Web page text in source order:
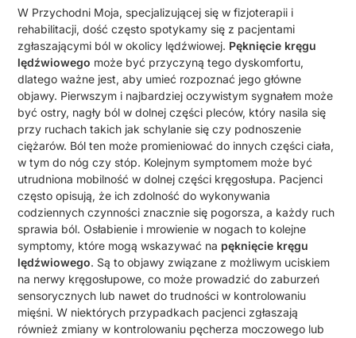
W Przychodni Moja, specjalizującej się w fizjoterapii i
rehabilitacji, dość często spotykamy się z pacjentami
zgłaszającymi ból w okolicy lędźwiowej. Pęknięcie kręgu
lędźwiowego może być przyczyną tego dyskomfortu,
dlatego ważne jest, aby umieć rozpoznać jego główne
objawy. Pierwszym i najbardziej oczywistym sygnałem może
być ostry, nagły ból w dolnej części pleców, który nasila się
przy ruchach takich jak schylanie się czy podnoszenie
ciężarów. Ból ten może promieniować do innych części ciała,
w tym do nóg czy stóp. Kolejnym symptomem może być
utrudniona mobilność w dolnej części kręgosłupa. Pacjenci
często opisują, że ich zdolność do wykonywania
codziennych czynności znacznie się pogorsza, a każdy ruch
sprawia ból. Osłabienie i mrowienie w nogach to kolejne
symptomy, które mogą wskazywać na pęknięcie kręgu
lędźwiowego. Są to objawy związane z możliwym uciskiem
na nerwy kręgosłupowe, co może prowadzić do zaburzeń
sensorycznych lub nawet do trudności w kontrolowaniu
mięśni. W niektórych przypadkach pacjenci zgłaszają
również zmiany w kontrolowaniu pęcherza moczowego lub